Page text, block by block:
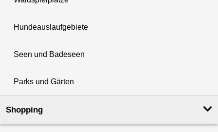
Hundeauslaufgebiete
Seen und Badeseen
Parks und Gärten
Shopping